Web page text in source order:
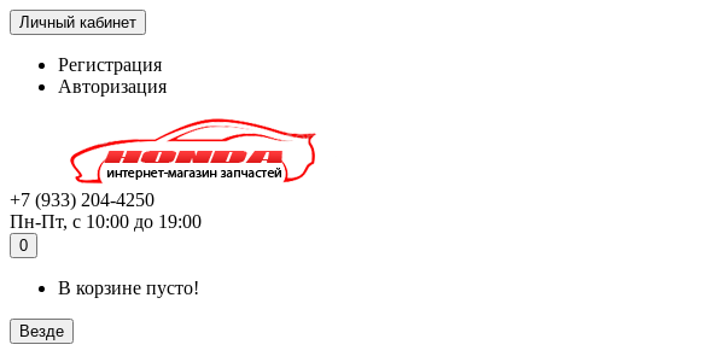
Личный кабинет
Регистрация
Авторизация
+7 (933) 204-4250
Пн-Пт, с 10:00 до 19:00
0
В корзине пусто!
Везде